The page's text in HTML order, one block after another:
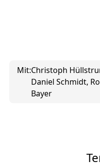
Mit:Christoph
Daniel Schmidt,
Bayer